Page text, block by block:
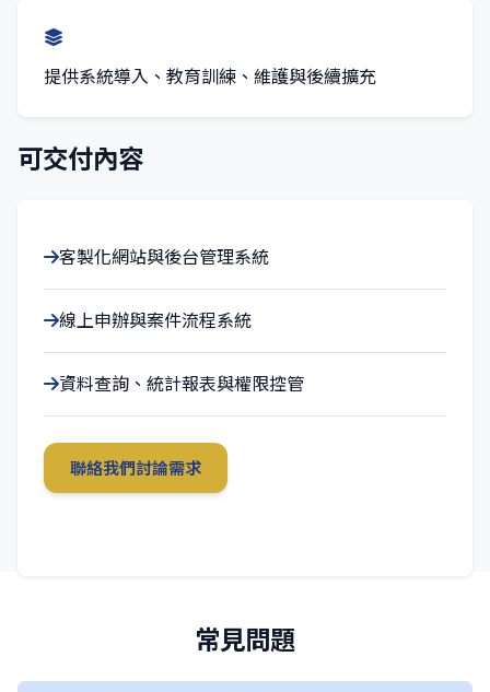
提供系統導入、教育訓練、維護與後續擴充
可交付內容
客製化網站與後台管理系統
線上申辦與案件流程系統
資料查詢、統計報表與權限控管
聯絡我們討論需求
常見問題